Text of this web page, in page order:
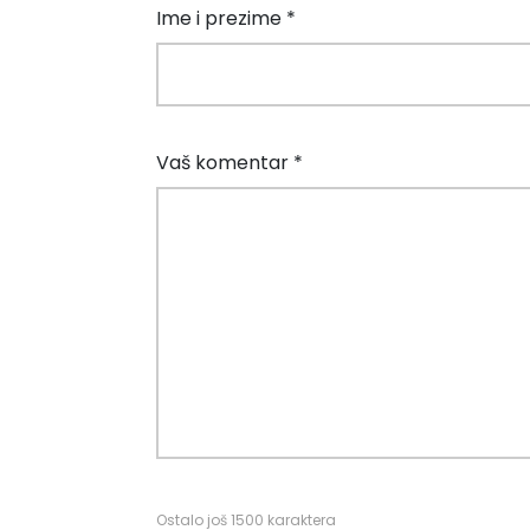
Ime i prezime *
Vaš komentar *
Ostalo još1500 karaktera